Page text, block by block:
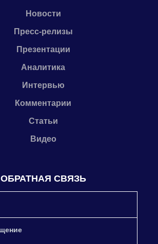
Новости
Пресс-релизы
Презентации
Аналитика
Интервью
Комментарии
Статьи
Видео
ОБРАТНАЯ СВЯЗЬ